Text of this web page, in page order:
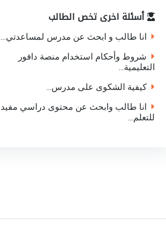
أسئلة اخرى تخص الطالب
انا طالب و ابحث عن مدرس لمساعدتي...
شروط وأحكام استخدام منصة دافور
التعليمية...
كيفية الشكوى على مدرس...
انا طالب وابحث عن محتوى دراسي مفيد
للتعلم...